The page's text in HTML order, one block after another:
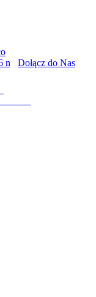
Dołącz do Nas